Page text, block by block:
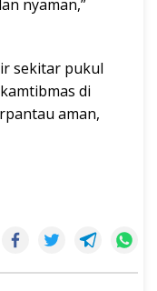
nyaman,”
sekitar pukul
di
aman,